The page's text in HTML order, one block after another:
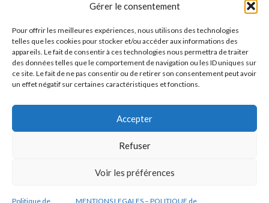
Gérer le consentement
Pour offrir les meilleures expériences, nous utilisons des technologies
telles que les cookies pour stocker et/ou accéder aux informations des
appareils. Le fait de consentir à ces technologies nous permettra de traiter
des données telles que le comportement de navigation ou les ID uniques sur
ce site. Le fait de ne pas consentir ou de retirer son consentement peut avoir
un effet négatif sur certaines caractéristiques et fonctions.
Accepter
Refuser
Voir les préférences
Politique de MENTIONS LEGALES – POLITIQUE de
👉 Intégrer l’aloe vera dans votre routine
quotidienne peut faire une réelle différence
sur votre santé et votre énergie.
MENTIONS LEGALES – POLITIQUE de